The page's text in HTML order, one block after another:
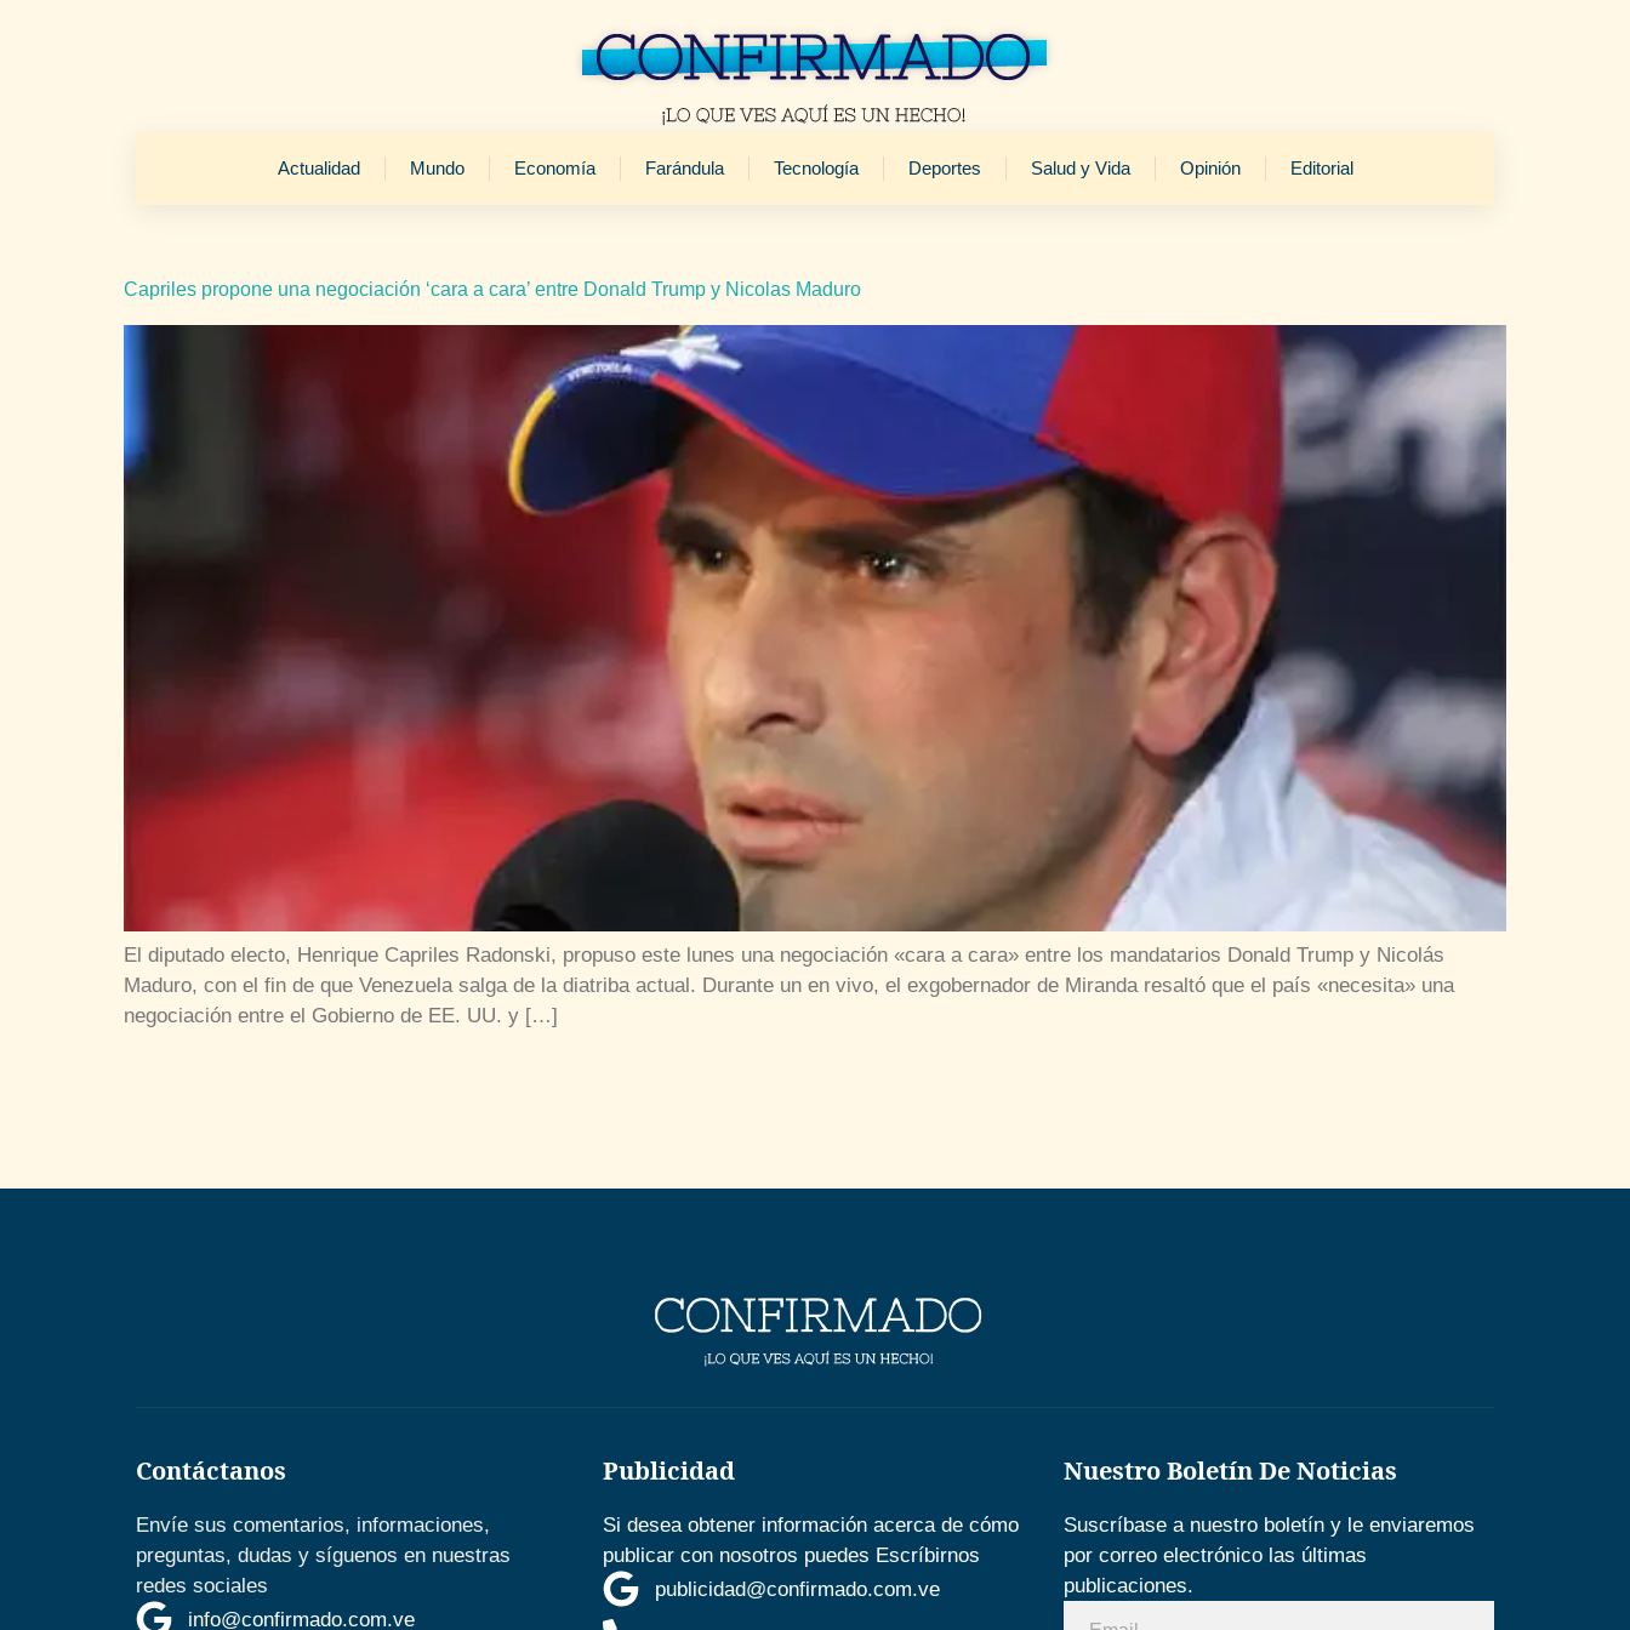
Actualidad Mundo Economía Farándula Tecnología Deportes Salud y Vida Opinión Editorial
Capriles propone una negociación ‘cara a cara’ entre Donald Trump y Nicolas Maduro
El diputado electo, Henrique Capriles Radonski, propuso este lunes una negociación «cara a cara» entre los mandatarios Donald Trump y Nicolás
Maduro, con el fin de que Venezuela salga de la diatriba actual. Durante un en vivo, el exgobernador de Miranda resaltó que el país «necesita» una
negociación entre el Gobierno de EE. UU. y […]
Contáctanos
Envíe sus comentarios, informaciones,
preguntas, dudas y síguenos en nuestras
redes sociales
info@confirmado.com.ve
Publicidad
Si desea obtener información acerca de cómo
publicar con nosotros puedes Escríbirnos
publicidad@confirmado.com.ve
Nuestro Boletín De Noticias
Suscríbase a nuestro boletín y le enviaremos
por correo electrónico las últimas
publicaciones.